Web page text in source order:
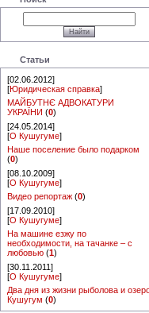
Статьи
[02.06.2012]
[Юридическая справка]
МАЙБУТНЄ АДВОКАТУРИ
УКРАЇНИ (0)
[24.05.2014]
[О Кушугуме]
Наше поселение было подарком
(0)
[08.10.2009]
[О Кушугуме]
Видео репортаж (0)
[17.09.2010]
[О Кушугуме]
На машине езжу по
необходимости, на тачанке – с
любовью (1)
[30.11.2011]
[О Кушугуме]
Два дня из жизни рыболова и
Кушугум (0)